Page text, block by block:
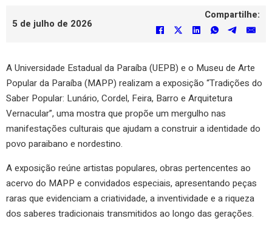
5 de julho de 2026
Compartilhe:
A Universidade Estadual da Paraíba (UEPB) e o Museu de Arte
Popular da Paraíba (MAPP) realizam a exposição “Tradições do
Saber Popular: Lunário, Cordel, Feira, Barro e Arquitetura
Vernacular”, uma mostra que propõe um mergulho nas
manifestações culturais que ajudam a construir a identidade do
povo paraibano e nordestino.
A exposição reúne artistas populares, obras pertencentes ao
acervo do MAPP e convidados especiais, apresentando peças
raras que evidenciam a criatividade, a inventividade e a riqueza
dos saberes tradicionais transmitidos ao longo das gerações.